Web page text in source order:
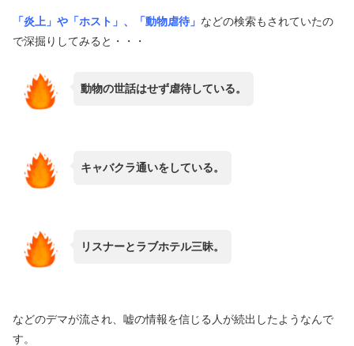
「炎上」や「ホスト」、「動物虐待」 などの検索もされていたの
で深掘りしてみると・・・
動物の世話はせず虐待している。
キャバクラ通いをしている。
リスナーとラブホテル三昧。
などのデマが流され、嘘の情報を信じる人が続出したようなんで
す。